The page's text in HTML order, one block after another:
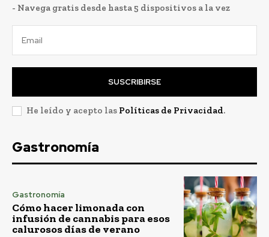
- Navega gratis desde hasta 5 dispositivos a la vez
SUSCRIBIRSE
He leído y acepto las Políticas de Privacidad.
Gastronomía
Gastronomía
Cómo hacer limonada con
infusión de cannabis para esos
calurosos días de verano